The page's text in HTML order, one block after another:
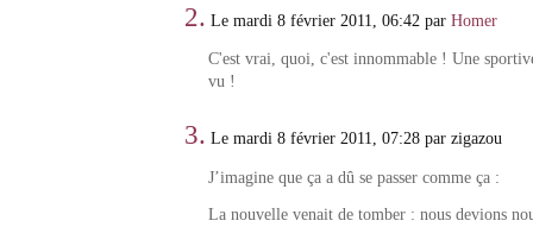
2. Le mardi 8 février 2011, 06:42 parHomer
C'est vrai, quoi, c'est innommable ! Une
vu !
3. Le mardi 8 février 2011, 07:28 par zigazou
J’imagine que ça a dû se passer comme ça :
La nouvelle venait de tomber : nous devions